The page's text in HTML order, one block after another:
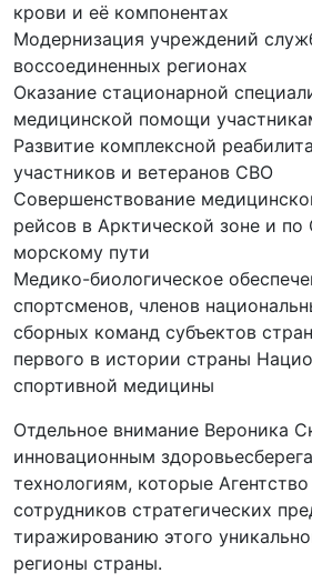
крови и её компонентах
Модернизация учреждений
воссоединенных регионах
Оказание стационарной
медицинской помощи
Развитие комплексной
участников и ветеранов СВО
Совершенствование
рейсов в Арктической зоне и
морскому пути
Медико-биологическое
спортсменов, членов
сборных команд субъектов
первого в истории страны
спортивной медицины
Отдельное внимание Вероника
инновационным
технологиям, которые
сотрудников стратегических
тиражированию этого
регионы страны.